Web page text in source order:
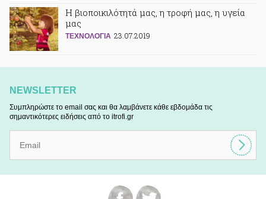
Η βιοποικιλότητά μας, η τροφή μας, η υγεία
μας
ΤΕΧΝΟΛΟΓΙΑ 23.07.2019
NEWSLETTER
Συμπληρώστε το email σας και θα λαμβάνετε κάθε εβδομάδα τις
σημαντικότερες ειδήσεις από το itrofi.gr